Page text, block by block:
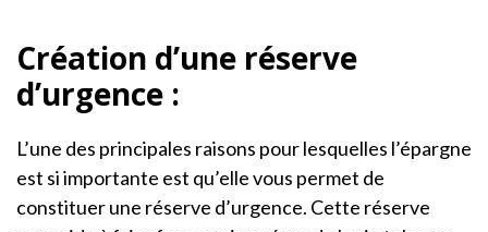
Création d’une réserve
d’urgence :
L’une des principales raisons pour lesquelles l’épargne
est si importante est qu’elle vous permet de
constituer une réserve d’urgence. Cette réserve